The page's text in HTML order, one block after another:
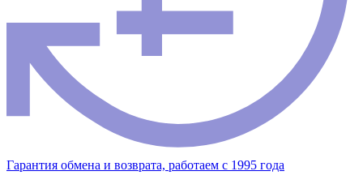
Гарантия обмена и возврата, работаем с 1995 года